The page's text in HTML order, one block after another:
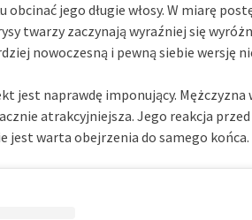
obcinać jego długie włosy. W miarę
twarzy zaczynają wyraźniej się
nowoczesną i pewną siebie wersję
jest naprawdę imponujący.
atrakcyjniejsza. Jego reakcja
jest warta obejrzenia do samego końca.